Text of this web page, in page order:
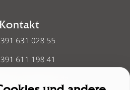
Kontakt
631 028 55
611 198 41